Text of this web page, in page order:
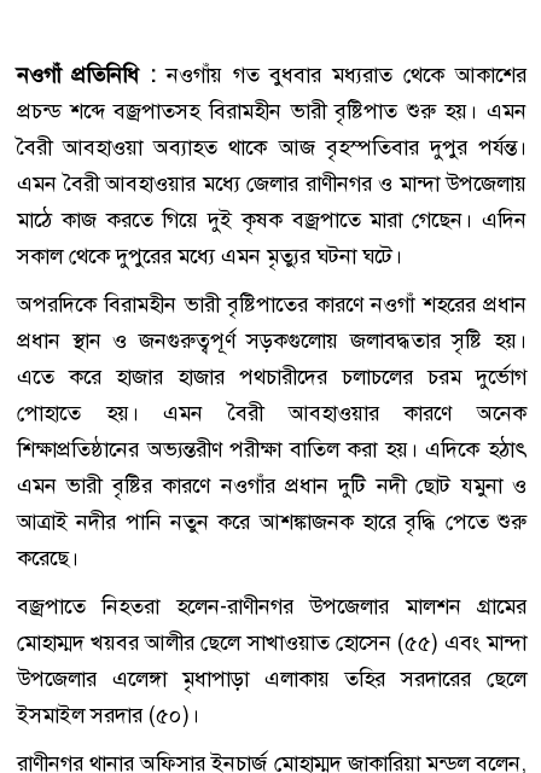
নওগাঁ প্রতিনিধি :নওগাঁয় গত বুধবার মধ্যরাত থেকে আকাশের
প্রচন্ড শব্দে বজ্রপাতসহ বিরামহীন ভারী বৃষ্টিপাত শুরু হয়। এমন
বৈরী আবহাওয়া অব্যাহত থাকে আজ বৃহস্পতিবার দুপুর পর্যন্ত।
এমন বৈরী আবহাওয়ার মধ্যে জেলার রাণীনগর ও মান্দা উপজেলায়
মাঠে কাজ করতে গিয়ে দুই কৃষক বজ্রপাতে মারা গেছেন। এদিন
সকাল থেকে দুপুরের মধ্যে এমন মৃত্যুর ঘটনা ঘটে।
অপরদিকে বিরামহীন ভারী বৃষ্টিপাতের কারণে নওগাঁ শহরের প্রধান
প্রধান স্থান ও জনগুরুত্বপূর্ণ সড়কগুলোয় জলাবদ্ধতার সৃষ্টি হয়।
এতে করে হাজার হাজার পথচারীদের চলাচলের চরম দুর্ভোগ
পোহাতে হয়। এমন বৈরী আবহাওয়ার কারণে অনেক
শিক্ষাপ্রতিষ্ঠানের অভ্যন্তরীণ পরীক্ষা বাতিল করা হয়। এদিকে হঠাৎ
এমন ভারী বৃষ্টির কারণে নওগাঁর প্রধান দুটি নদী ছোট যমুনা ও
আত্রাই নদীর পানি নতুন করে আশঙ্কাজনক হারে বৃদ্ধি পেতে শুরু
করেছে।
বজ্রপাতে নিহতরা হলেন-রাণীনগর উপজেলার মালশন গ্রামের
মোহাম্মদ খয়বর আলীর ছেলে সাখাওয়াত হোসেন (৫৫) এবং মান্দা
উপজেলার এলেঙ্গা মৃধাপাড়া এলাকায় তহির সরদারের ছেলে
ইসমাইল সরদার (৫০)।
রাণীনগর থানার অফিসার ইনচার্জ মোহাম্মদ জাকারিয়া মন্ডল বলেন,